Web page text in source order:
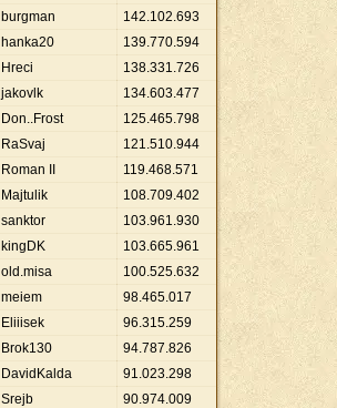
burgman 142.102.693
hanka20 139.770.594
Hreci 138.331.726
jakovlk 134.603.477
Don..Frost 125.465.798
RaSvaj 121.510.944
Roman II 119.468.571
Majtulik 108.709.402
sanktor 103.961.930
kingDK 103.665.961
old.misa 100.525.632
meiem 98.465.017
Eliiisek 96.315.259
Brok130 94.787.826
DavidKalda 91.023.298
Srejb 90.974.009